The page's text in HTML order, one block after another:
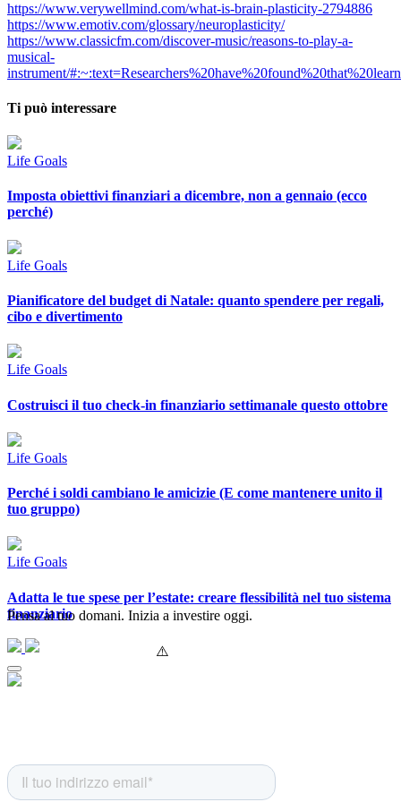
https://www.verywellmind.com/what-is-brain-plasticity-2794886
https://www.emotiv.com/glossary/neuroplasticity/
https://www.classicfm.com/discover-music/reasons-to-play-a-
musical-
instrument/
Ti può interessare
Life Goals
Imposta obiettivi finanziari a dicembre, non a gennaio (ecco
perché)
Life Goals
Pianificatore del budget di Natale: quanto spendere per regali,
cibo e divertimento
Life Goals
Costruisci il tuo check-in finanziario settimanale questo ottobre
Life Goals
Perché i soldi cambiano le amicizie (E come mantenere unito il
tuo gruppo)
Life Goals
Adatta le tue spese per l’estate: creare flessibilità nel tuo sistema
finanziario
Pensa al tuo domani. Inizia a investire oggi.